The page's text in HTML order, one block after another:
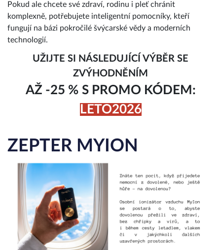
Pokud ale chcete své zdraví, rodinu i pleť chránit
komplexně, potřebujete inteligentní pomocníky, kteří
fungují na bázi pokročilé švýcarské vědy a moderních
technologií.
UŽIJTE SI NÁSLEDUJÍCÍ VÝBĚR SE
ZVÝHODNĚNÍM
AŽ -25 % S PROMO KÓDEM:
LETO2026
ZEPTER MYION